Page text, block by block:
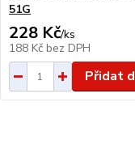
51G
228 Kč/ks
188 Kč bez DPH
Přidat